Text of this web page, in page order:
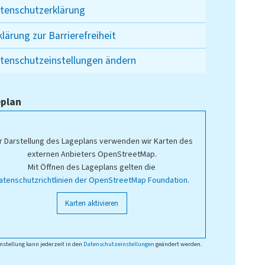
zur Barrierefreiheit
ändern
Darstellung des Lageplans verwenden wir Karten des
externen Anbieters OpenStreetMap.
Mit Öffnen des Lageplans gelten die
der OpenStreetMap Foundation.
Karten aktivieren
kann jederzeit in den Datenschutzeinstellungen geändert werden.